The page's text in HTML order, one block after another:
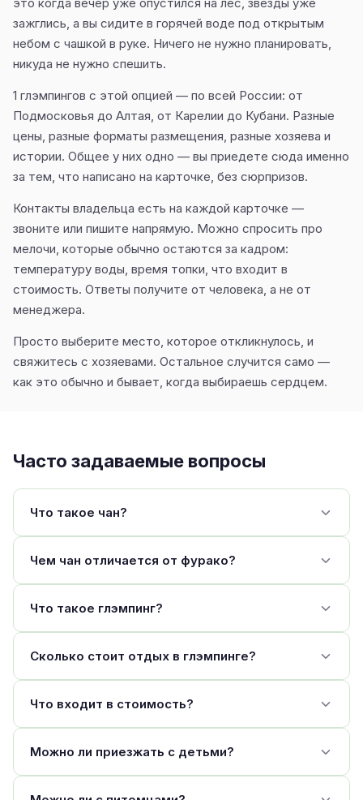
зажглись, а вы сидите в горячей воде под открытым
небом с чашкой в руке. Ничего не нужно планировать,
никуда не нужно спешить.
1 глэмпингов с этой опцией — по всей России: от
Подмосковья до Алтая, от Карелии до Кубани. Разные
цены, разные форматы размещения, разные хозяева и
истории. Общее у них одно — вы приедете сюда именно
за тем, что написано на карточке, без сюрпризов.
Контакты владельца есть на каждой карточке —
звоните или пишите напрямую. Можно спросить про
мелочи, которые обычно остаются за кадром:
температуру воды, время топки, что входит в
стоимость. Ответы получите от человека, а не от
менеджера.
Просто выберите место, которое откликнулось, и
свяжитесь с хозяевами. Остальное случится само —
как это обычно и бывает, когда выбираешь сердцем.
Часто задаваемые вопросы
Что такое чан?
Чем чан отличается от фурако?
Что такое глэмпинг?
Сколько стоит отдых в глэмпинге?
Что входит в стоимость?
Можно ли приезжать с детьми?